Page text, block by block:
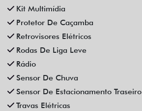
Kit Multimídia
Protetor De Caçamba
Retrovisores Elétricos
Rodas De Liga Leve
Rádio
Sensor De Chuva
Sensor De Estacionamento Traseiro
Travas Elétricas